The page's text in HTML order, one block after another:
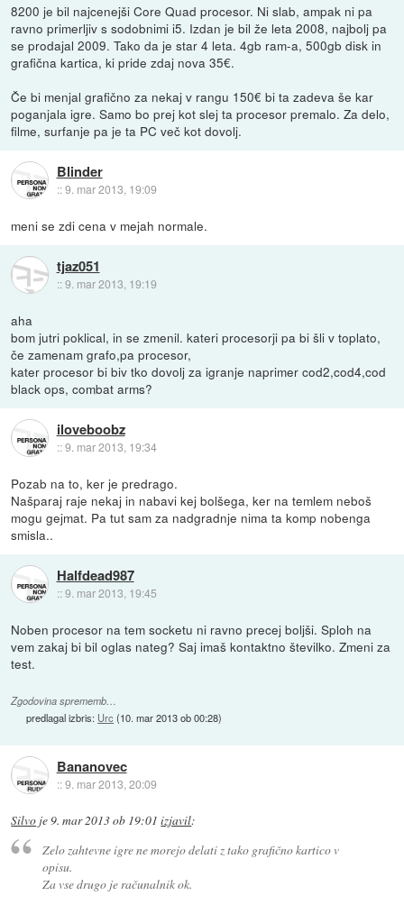
8200 je bil najcenejši Core Quad procesor. Ni slab, ampak ni pa
ravno primerljiv s sodobnimi i5. Izdan je bil že leta 2008, najbolj pa
se prodajal 2009. Tako da je star 4 leta. 4gb ram-a, 500gb disk in
grafična kartica, ki pride zdaj nova 35€.
Če bi menjal grafično za nekaj v rangu 150€ bi ta zadeva še kar
poganjala igre. Samo bo prej kot slej ta procesor premalo. Za delo,
filme, surfanje pa je ta PC več kot dovolj.
Blinder
::9. mar 2013, 19:09
meni se zdi cena v mejah normale.
tjaz051
::9. mar 2013, 19:19
aha
bom jutri poklical, in se zmenil. kateri procesorji pa bi šli v toplato,
če zamenam grafo,pa procesor,
kater procesor bi biv tko dovolj za igranje naprimer cod2,cod4,cod
black ops, combat arms?
iloveboobz
::9. mar 2013, 19:34
Pozab na to, ker je predrago.
Našparaj raje nekaj in nabavi kej bolšega, ker na temlem neboš
mogu gejmat. Pa tut sam za nadgradnje nima ta komp nobenga
smisla..
Halfdead987
::9. mar 2013, 19:45
Noben procesor na tem socketu ni ravno precej boljši. Sploh na
vem zakaj bi bil oglas nateg? Saj imaš kontaktno številko. Zmeni za
test.
Zgodovina sprememb…
predlagal izbris: Urc (10. mar 2013 ob 00:28)
Bananovec
::9. mar 2013, 20:09
Silvo je9. mar 2013 ob 19:01 izjavil:
Zelo zahtevne igre ne morejo delati z tako grafično kartico v
opisu.
Za vse drugo je računalnik ok.